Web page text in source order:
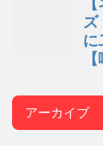
アーカイブ